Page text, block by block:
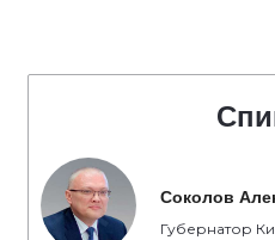
Соколов
Губернатор